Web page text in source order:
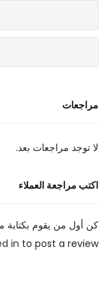
مراجعات
لا توجد مراجعات بعد.
اكتب مراجعة العملاء
كن أول من يقوم بكتابة
in to post a review.